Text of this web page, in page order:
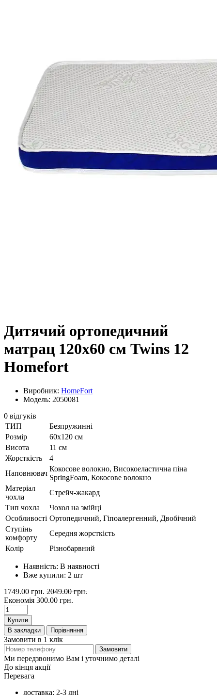
Дитячий ортопедичний
матрац 120х60 см Twins 12
Homefort
Виробник: HomeFort
Модель: 2050081
0 відгуків
ТИП
Безпружинні
Розмір
60х120 см
Висота
11 см
Жорсткість
4
Наповнювач
Кокосове волокно, Високоеластична піна
SpringFoam, Кокосове волокно
Матеріал
чохла
Стрейч-жакард
Тип чохла
Чохол на змійці
Особливості Ортопедичний, Гіпоалергенний, Двобічний
Ступінь
комфорту
Середня жорсткість
Колір
Різнобарвний
Наявність: В наявності
Вже купили: 2 шт
1749.00 грн. 2049.00 грн.
Економія 300.00 грн.
Купити
В закладки
Порівняння
Замовити в 1 клік
Замовити
Ми передзвонимо Вам і уточнимо деталі
До кінця акції
Перевага
доставка: 2-3 дні